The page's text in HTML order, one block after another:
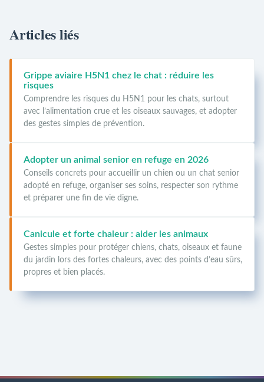
Articles liés
Grippe aviaire H5N1 chez le chat : réduire les
risques
Comprendre les risques du H5N1 pour les chats, surtout
avec l’alimentation crue et les oiseaux sauvages, et adopter
des gestes simples de prévention.
Adopter un animal senior en refuge en 2026
Conseils concrets pour accueillir un chien ou un chat senior
adopté en refuge, organiser ses soins, respecter son rythme
et préparer une fin de vie digne.
Canicule et forte chaleur : aider les animaux
Gestes simples pour protéger chiens, chats, oiseaux et faune
du jardin lors des fortes chaleurs, avec des points d’eau sûrs,
propres et bien placés.